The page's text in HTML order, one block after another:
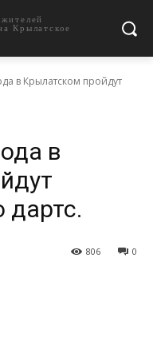
Крылатское
в Крылатском пройдут
в
дартс.
0
806